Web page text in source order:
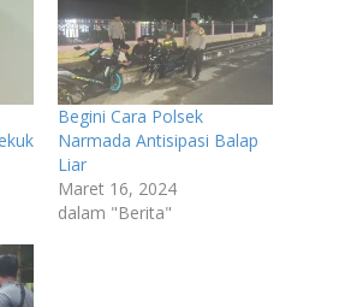
Begini Cara Polsek
Narmada Antisipasi Balap
Liar
Maret 16, 2024
dalam "Berita"